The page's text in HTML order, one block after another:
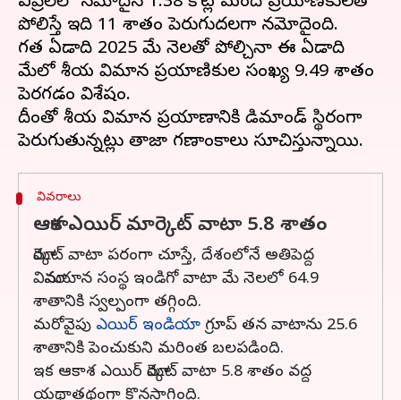
పోలిస్తే ఇది 11 శాతం పెరుగుదలగా నమోదైంది.
గత ఏడాది 2025 మే నెలతో పోల్చినా ఈ ఏడాది
మేలో దేశీయ విమాన ప్రయాణికుల సంఖ్య 9.49 శాతం
పెరగడం విశేషం.
దీంతో దేశీయ విమాన ప్రయాణానికి డిమాండ్‌ స్థిరంగా
వివరాలు
ఆకాశ ఎయిర్ మార్కెట్‌ వాటా 5.8 శాతం
మార్కెట్‌ వాటా పరంగా చూస్తే, దేశంలోనే అతిపెద్ద
విమానయాన సంస్థ ఇండిగో వాటా మే నెలలో 64.9
శాతానికి స్వల్పంగా తగ్గింది.
మరోవైపు ఎయిర్ ఇండియాగ్రూప్ తన వాటాను 25.6
శాతానికి పెంచుకుని మరింత బలపడింది.
ఇక ఆకాశ ఎయిర్ మార్కెట్‌ వాటా 5.8 శాతం వద్ద